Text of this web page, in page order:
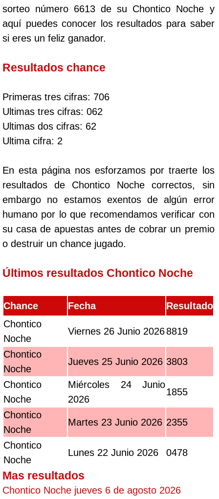
sorteo número 6613 de su Chontico Noche y
aquí puedes conocer los resultados para saber
si eres un feliz ganador.
Resultados chance
Primeras tres cifras: 706
Ultimas tres cifras: 062
Ultimas dos cifras: 62
Ultima cifra: 2
En esta página nos esforzamos por traerte los
resultados de Chontico Noche correctos, sin
embargo no estamos exentos de algún error
humano por lo que recomendamos verificar con
su casa de apuestas antes de cobrar un premio
o destruir un chance jugado.
Últimos resultados Chontico Noche
Chance Fecha
Resultado
Chontico
Noche
Viernes 26 Junio 20268819
Chontico
Noche
Jueves 25 Junio 2026 3803
Chontico
Noche
Miércoles 24 Junio
2026
1855
Chontico
Noche
Martes 23 Junio 2026 2355
Chontico
Noche
Lunes 22 Junio 2026 0478
Mas resultados
Chontico Noche jueves 6 de agosto 2026